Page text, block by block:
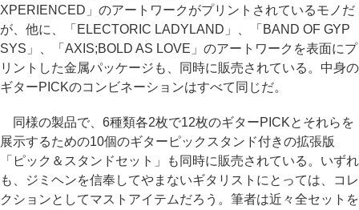
XPERIENCED」のアートワークがプリントされているモノだ
が、他に、「ELECTORIC LADYLAND」、「BAND OF GYP
SYS」、「AXIS;BOLD AS LOVE」のアートワークを表面にプ
リントした金属パッケージも、同時に販売されている。中身の
ギターPICKのコンビネーションはすべて同じだ。
同様の製品で、6種類各2枚で12枚のギターPICKとそれらを
展示するための10個のギターピックスタンド付きの拡張版
「ピック＆スタンドセット」も同時に販売されている。いずれ
も、ジミヘンを信奉してやまないギタリストにとっては、コレ
クションとしてマストアイテムだろう。筆者は近々全セットを